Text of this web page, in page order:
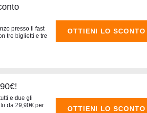
presso il fast
tre biglietti e tre
OTTIENI LO SCONTO
e due gli
da 29,90€ per
OTTIENI LO SCONTO